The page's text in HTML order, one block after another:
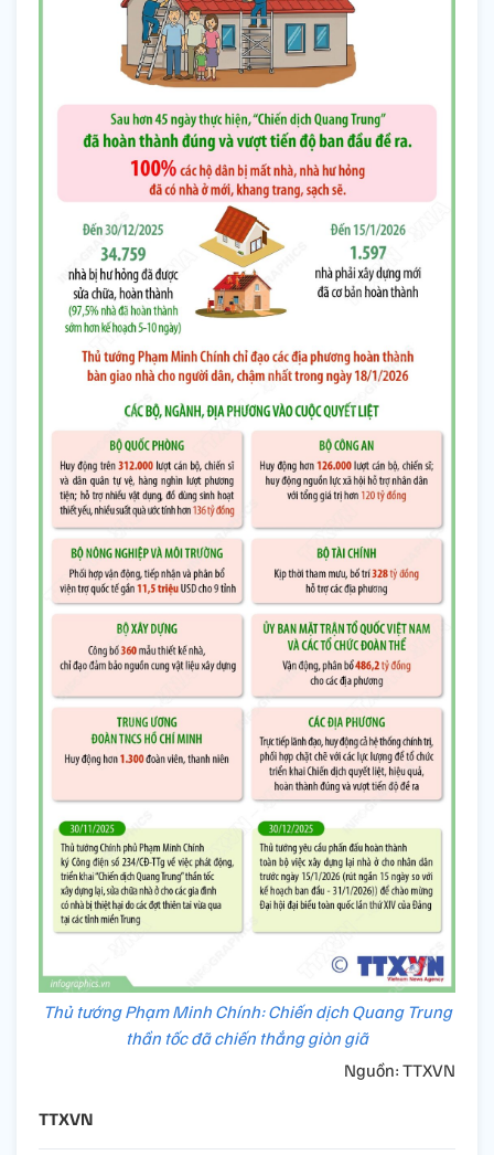
Thủ tướng Phạm Minh Chính: Chiến dịch Quang Trung
thần tốc đã chiến thắng giòn giã
Nguồn: TTXVN
TTXVN